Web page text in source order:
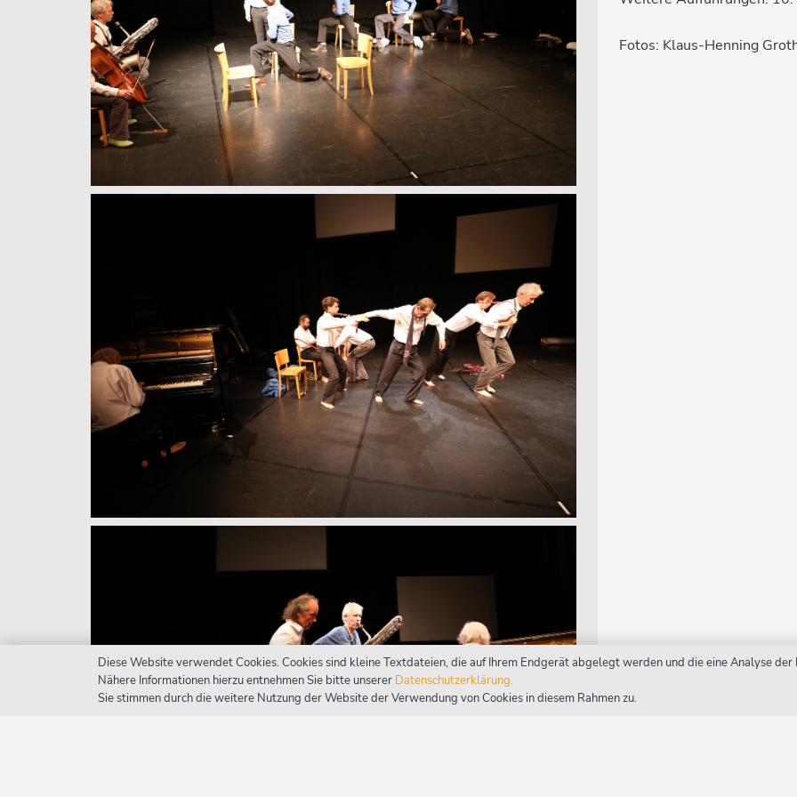
Fotos: Klaus-Henning
Diese Website verwendet Cookies. Cookies sind kleine Textdateien, die auf Ihrem Endgerät abgelegt werden und die eine Analyse
Nähere Informationen hierzu entnehmen Sie bitte unserer Datenschutzerklärung.
Sie stimmen durch die weitere Nutzung der Website der Verwendung von Cookies in diesem Rahmen zu.